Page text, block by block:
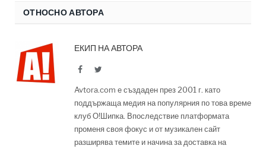
ОТНОСНО АВТОРА
ЕКИП НА АВТОРА
FacebookTwitter
Avtora.com е създаден през 2001 г. като
поддържаща медия на популярния по това време
клуб О!Шипка. Впоследствие платформата
променя своя фокус и от музикален сайт
разширява темите и начина за доставка на